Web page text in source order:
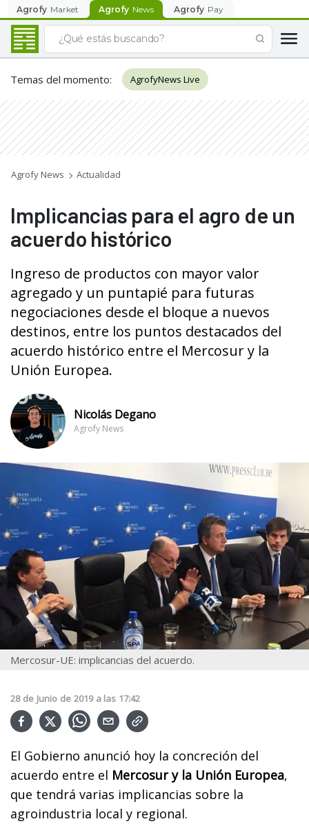
Agrofy Market Agrofy News Agrofy Pay
Temas del momento: AgrofyNews Live
Agrofy News Actualidad
Implicancias para el agro de un
acuerdo histórico
Ingreso de productos con mayor valor
agregado y un puntapié para futuras
negociaciones desde el bloque a nuevos
destinos, entre los puntos destacados del
acuerdo histórico entre el Mercosur y la
Unión Europea.
Nicolás Degano
Agrofy News
Mercosur-UE: implicancias del acuerdo.
28 de Junio de 2019 a las 17:42
El Gobierno anunció hoy la concreción del
acuerdo entre el Mercosur y la Unión Europea,
que tendrá varias implicancias sobre la
agroindustria local y regional.